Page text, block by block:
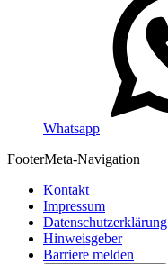
Whatsapp
FooterMeta-Navigation
Kontakt
Impressum
Datenschutzerklärung
Hinweisgeber
Barriere melden